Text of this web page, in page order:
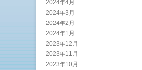
2024年4月
2024年3月
2024年2月
2024年1月
2023年12月
2023年11月
2023年10月